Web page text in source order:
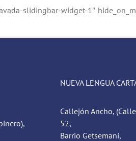
slidingbar-widget-1″
NUEVA LENGUA
Callejón Ancho,
52,
Barrio Getsemaní,